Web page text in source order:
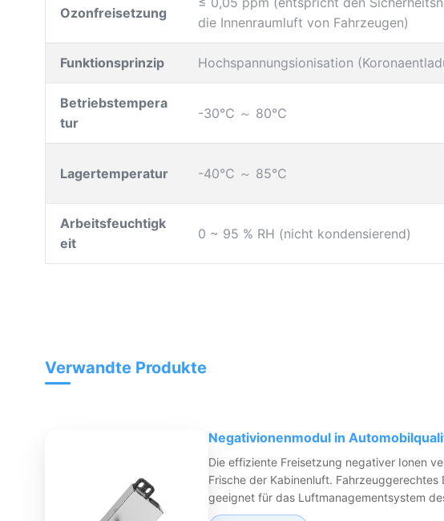
Ozonfreisetzung
die Innenraumluft von Fahrzeugen)
Funktionsprinzip Hochspannungsionisation
Betriebstempera
tur
-30℃ ～ 80℃
Lagertemperatur -40℃ ～ 85℃
Arbeitsfeuchtigk
eit
0 ~ 95 % RH (nicht kondensierend)
Verwandte Produkte
Negativionenmodul in
Die effiziente Freisetzung negativer Ionen
Frische der Kabinenluft. Fahrzeuggerechtes
geeignet für das Luftmanagementsystem